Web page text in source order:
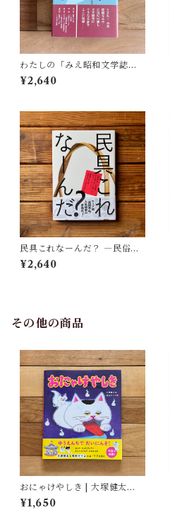
わたしの「みえ昭和文学誌」 |
藤田 明
¥2,640
民具これなーんだ？ ―民俗学
者・宮本常一が美術大学に遺
した民具コレクション | 加藤幸
¥2,640
その他の商品
おにゃけやしき | 大塚健太
(著), 柴田ケイコ(絵)
¥1,650